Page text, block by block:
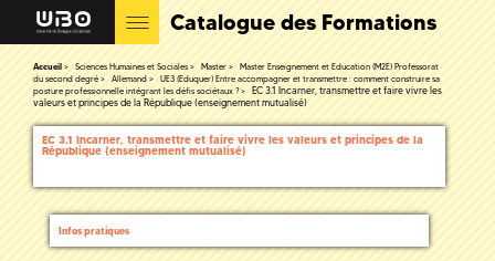
Catalogue des Formations
Accueil Sciences Humaines et Sociales Master
Master Enseignement et Education (M2E) Professorat
du second degré
Allemand
UE3 (Eduquer) Entre accompagner et transmettre : comment construire sa
posture professionnelle intégrant les défis sociétaux ?
EC 3.1 Incarner, transmettre et faire vivre les
valeurs et principes de la République (enseignement mutualisé)
EC 3.1 Incarner, transmettre et faire vivre les valeurs et principes de la
République (enseignement mutualisé)
Infos pratiques